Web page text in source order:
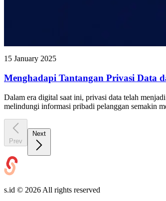
15 January 2025
Menghadapi Tantangan Privasi Data
Dalam era digital saat ini, privasi data telah
melindungi informasi pribadi pelanggan semakin
Prev
s.id © 2026 All rights reserved